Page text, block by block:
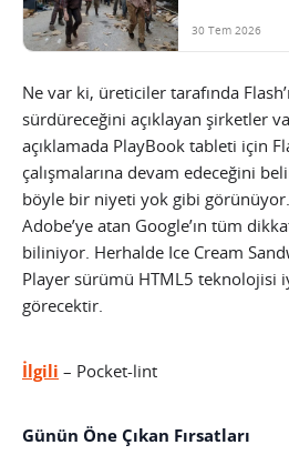
30 Tem 2026
Ne var ki, üreticiler tarafında
sürdüreceğini açıklayan şirketler
açıklamada PlayBook tableti için
çalışmalarına devam edeceğini
böyle bir niyeti yok gibi
Adobe’ye atan Google’ın tüm
biliniyor. Herhalde Ice Cream
Player sürümü HTML5 teknolojisi
görecektir.
İlgili – Pocket-lint
Günün Öne Çıkan Fırsatları